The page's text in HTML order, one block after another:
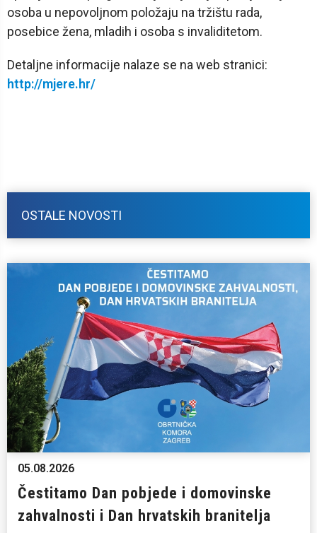
osoba u nepovoljnom položaju na tržištu rada,
posebice žena, mladih i osoba s invaliditetom.
Detaljne informacije nalaze se na web stranici:
http://mjere.hr/
OSTALE NOVOSTI
05.08.2026
Čestitamo Dan pobjede i domovinske
zahvalnosti i Dan hrvatskih branitelja